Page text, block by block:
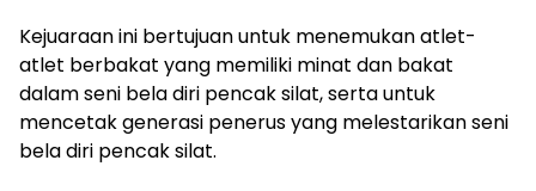
Kejuaraan ini bertujuan untuk menemukan atlet-
atlet berbakat yang memiliki minat dan bakat
dalam seni bela diri pencak silat, serta untuk
mencetak generasi penerus yang melestarikan seni
bela diri pencak silat.